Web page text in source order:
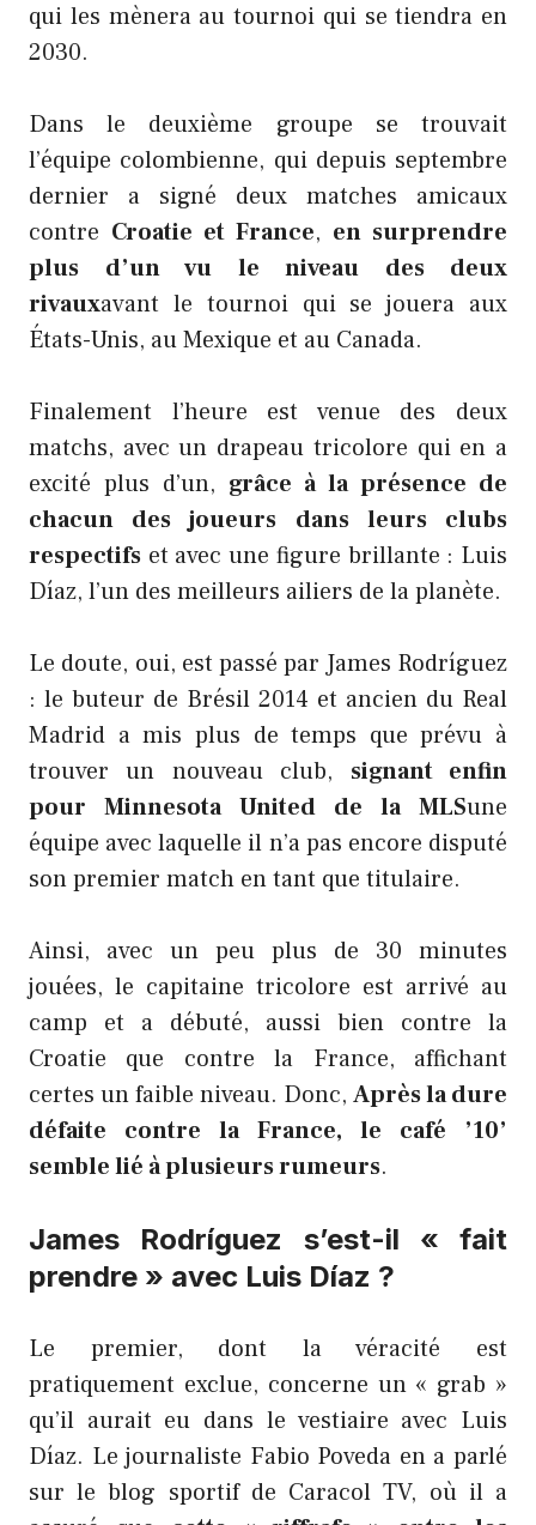
qui les mènera au tournoi qui se tiendra en
2030.
Dans le deuxième groupe se trouvait
l’équipe colombienne, qui depuis septembre
dernier a signé deux matches amicaux
contre Croatie et France, en surprendre
plus d’un vu le niveau des deux
rivauxavant le tournoi qui se jouera aux
États-Unis, au Mexique et au Canada.
Finalement l’heure est venue des deux
matchs, avec un drapeau tricolore qui en a
excité plus d’un, grâce à la présence de
chacun des joueurs dans leurs clubs
respectifs et avec une figure brillante : Luis
Díaz, l’un des meilleurs ailiers de la planète.
Le doute, oui, est passé par James Rodríguez
: le buteur de Brésil 2014 et ancien du Real
Madrid a mis plus de temps que prévu à
trouver un nouveau club, signant enfin
pour Minnesota United de la MLSune
équipe avec laquelle il n’a pas encore disputé
son premier match en tant que titulaire.
Ainsi, avec un peu plus de 30 minutes
jouées, le capitaine tricolore est arrivé au
camp et a débuté, aussi bien contre la
Croatie que contre la France, affichant
certes un faible niveau. Donc, Après la dure
défaite contre la France, le café ’10’
semble lié à plusieurs rumeurs.
James Rodríguez s’est-il « fait
prendre » avec Luis Díaz ?
Le premier, dont la véracité est
pratiquement exclue, concerne un « grab »
qu’il aurait eu dans le vestiaire avec Luis
Díaz. Le journaliste Fabio Poveda en a parlé
sur le blog sportif de Caracol TV, où il a